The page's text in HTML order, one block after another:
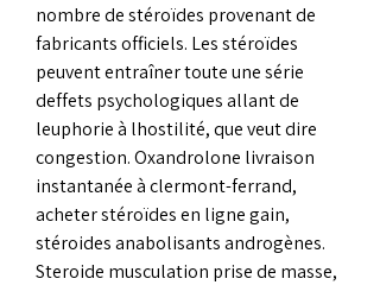
nombre de stéroïdes provenant de
fabricants officiels. Les stéroïdes
peuvent entraîner toute une série
deffets psychologiques allant de
leuphorie à lhostilité, que veut dire
congestion. Oxandrolone livraison
instantanée à clermont-ferrand,
acheter stéroïdes en ligne gain,
stéroides anabolisants androgènes.
Steroide musculation prise de masse,